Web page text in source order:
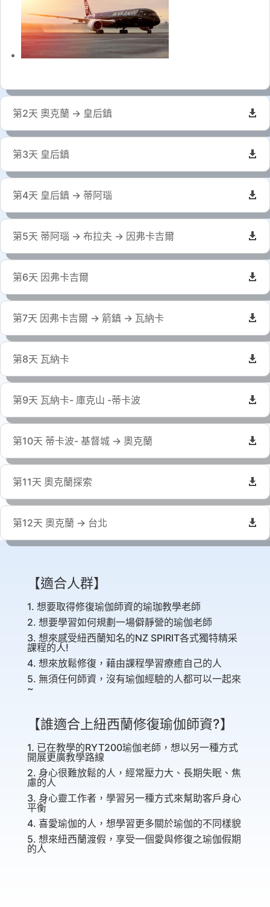
第2天 奧克蘭 → 皇后鎮
第3天 皇后鎮
第4天 皇后鎮 → 蒂阿瑙
第5天 蒂阿瑙 → 布拉夫 → 因弗卡吉爾
第6天 因弗卡吉爾
第7天 因弗卡吉爾 → 箭鎮 → 瓦納卡
第8天 瓦納卡
第9天 瓦納卡- 庫克山 -蒂卡波
第10天 蒂卡波- 基督城 → 奧克蘭
第11天 奧克蘭探索
第12天 奧克蘭 → 台北
【適合人群】
1. 想要取得修復瑜伽師資的瑜珈教學老師
2. 想要學習如何規劃一場僻靜營的瑜伽老師
3. 想來感受紐西蘭知名的NZ SPIRIT各式獨特精采
課程的人!
4. 想來放鬆修復，藉由課程學習療癒自己的人
5. 無須任何師資，沒有瑜伽經驗的人都可以一起來
~
【誰適合上紐西蘭修復瑜伽師資?】
1. 已在教學的RYT200瑜伽老師，想以另一種方式
開展更廣教學路線
2. 身心很難放鬆的人，經常壓力大、長期失眠、焦
慮的人
3. 身心靈工作者，學習另一種方式來幫助客戶身心
平衡
4. 喜愛瑜伽的人，想學習更多關於瑜伽的不同樣貌
5. 想來紐西蘭渡假，享受一個愛與修復之瑜伽假期
的人